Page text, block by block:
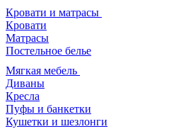
Кровати и матрасы
Кровати
Матрасы
Постельное белье
Мягкая мебель
Диваны
Кресла
Пуфы и банкетки
Кушетки и шезлонги